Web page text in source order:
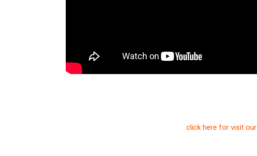
click here for visit